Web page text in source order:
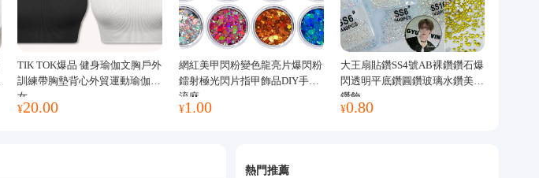
TIK TOK爆品 健身瑜伽文胸戶外
訓練帶胸墊背心外貿運動瑜伽服
女
¥20.00
網紅美甲閃粉變色龍亮片爆閃粉
鐳射極光閃片指甲飾品DIY手工
流麻
¥1.00
大王扇貼鑽SS4號AB裸鑽鑽石爆
閃透明平底鑽圓鑽玻璃水鑽美甲
鑽飾
¥0.80
熱門推薦